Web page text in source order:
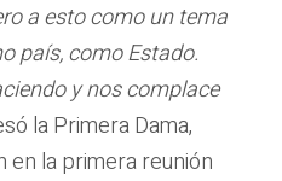
a esto como un tema
país, como Estado.
y nos complace
la Primera Dama,
en la primera reunión